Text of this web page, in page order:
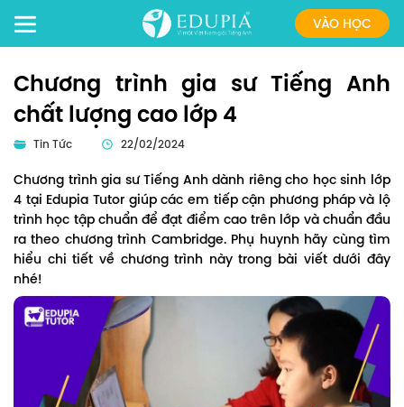
VÀO HỌC
Chương trình gia sư Tiếng Anh
chất lượng cao lớp 4
Tin Tức 22/02/2024
Chương trình gia sư Tiếng Anh dành riêng cho học sinh lớp
4 tại Edupia Tutor giúp các em tiếp cận phương pháp và lộ
trình học tập chuẩn để đạt điểm cao trên lớp và chuẩn đầu
ra theo chương trình Cambridge. Phụ huynh hãy cùng tìm
hiểu chi tiết về chương trình này trong bài viết dưới đây
nhé!